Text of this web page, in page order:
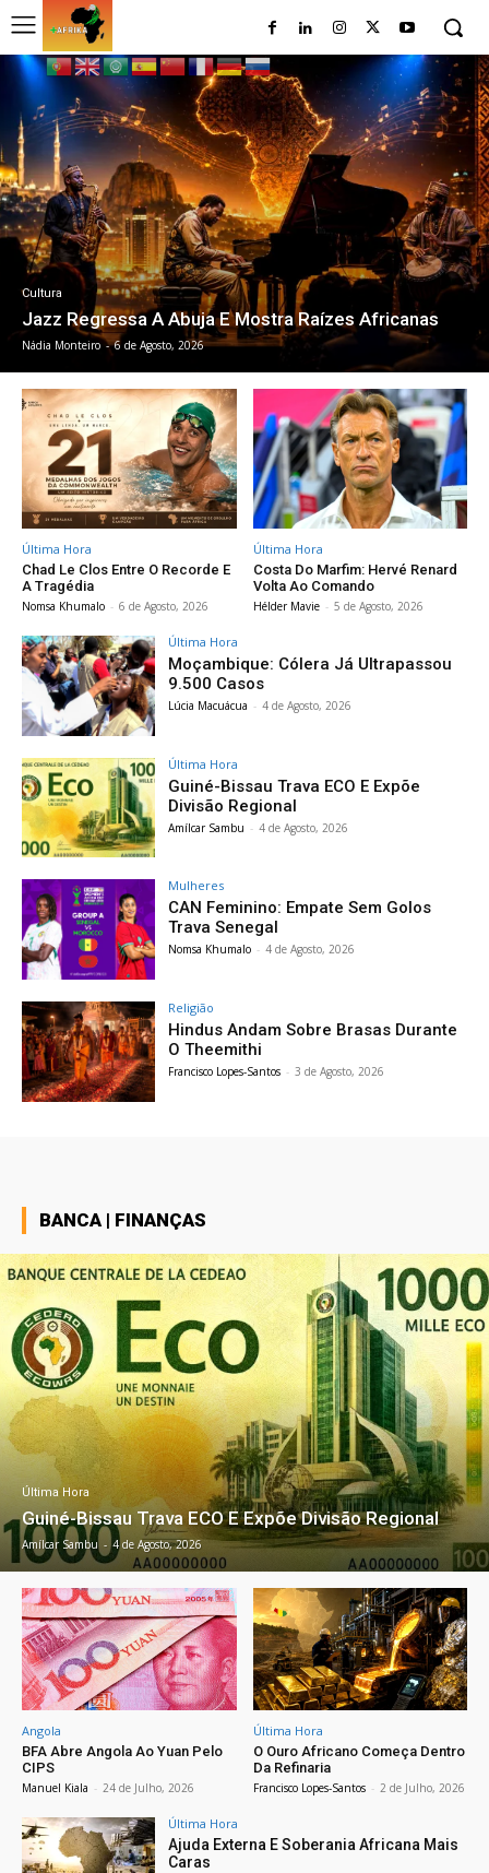
Cultura
Jazz Regressa A Abuja E Mostra Raízes Africanas
Nádia Monteiro - 6 de Agosto, 2026
Última Hora
Chad Le Clos Entre O Recorde E
A Tragédia
Nomsa Khumalo - 6 de Agosto, 2026
Última Hora
Costa Do Marfim: Hervé Renard
Volta Ao Comando
Hélder Mavie - 5 de Agosto, 2026
Última Hora
Moçambique: Cólera Já Ultrapassou
9.500 Casos
Lúcia Macuácua - 4 de Agosto, 2026
Última Hora
Guiné-Bissau Trava ECO E Expõe
Divisão Regional
Amílcar Sambu - 4 de Agosto, 2026
Mulheres
CAN Feminino: Empate Sem Golos
Trava Senegal
Nomsa Khumalo - 4 de Agosto, 2026
Religião
Hindus Andam Sobre Brasas Durante
O Theemithi
Francisco Lopes-Santos - 3 de Agosto, 2026
BANCA | FINANÇAS
Última Hora
Guiné-Bissau Trava ECO E Expõe Divisão Regional
Amílcar Sambu - 4 de Agosto, 2026
Angola
BFA Abre Angola Ao Yuan Pelo
CIPS
Manuel Kiala - 24 de Julho, 2026
Última Hora
O Ouro Africano Começa Dentro
Da Refinaria
Francisco Lopes-Santos - 2 de Julho, 2026
Última Hora
Ajuda Externa E Soberania Africana Mais
Caras